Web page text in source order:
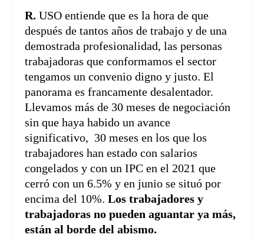
R.USO entiende que es la hora de que
después de tantos años de trabajo y de una
demostrada profesionalidad, las personas
trabajadoras que conformamos el sector
tengamos un convenio digno y justo. El
panorama es francamente desalentador.
Llevamos más de 30 meses de negociación
sin que haya habido un avance
significativo, 30 meses en los que los
trabajadores han estado con salarios
congelados y con un IPC en el 2021 que
cerró con un 6.5% y en junio se situó por
encima del 10%.Los trabajadores y
trabajadoras no pueden aguantar ya más,
están al borde del abismo.